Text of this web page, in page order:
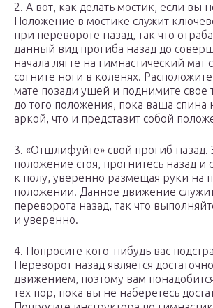
2. А вот, как делать мостик, если вы
Положение в мостике служит
при перевороте назад, так что
данный вид прогиба назад до
начала лягте на гимнастический мат
согните ноги в коленях.
мате позади ушей и поднимите свое
до того положения, пока ваша спина
аркой, что и представит собой
3. «Отшлифуйте» свой прогиб назад.
положение стоя, прогнитесь назад и
к полу, уверенно размещая руки на
положении. Данное движение
переворота назад, так что
и уверенно.
4. Попросите кого-нибудь вас
Переворот назад является
движением, поэтому вам
тех пор, пока вы не наберетесь